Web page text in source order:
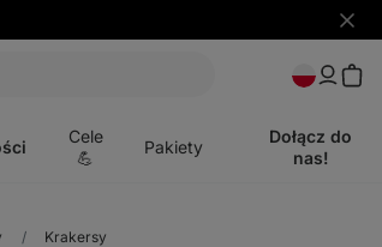
Ukryj
Cele
💪
menu
Pakiety
Dołącz do
nas!
Krakersy